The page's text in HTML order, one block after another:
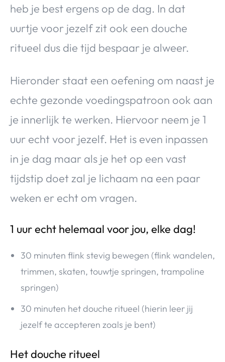
heb je best ergens op de dag. In dat
uurtje voor jezelf zit ook een douche
ritueel dus die tijd bespaar je alweer.
Hieronder staat een oefening om naast je
echte gezonde voedingspatroon ook aan
je innerlijk te werken. Hiervoor neem je 1
uur echt voor jezelf. Het is even inpassen
in je dag maar als je het op een vast
tijdstip doet zal je lichaam na een paar
weken er echt om vragen.
1 uur echt helemaal voor jou, elke dag!
30 minuten flink stevig bewegen (flink wandelen,
trimmen, skaten, touwtje springen, trampoline
springen)
30 minuten het douche ritueel (hierin leer jij
jezelf te accepteren zoals je bent)
Het douche ritueel